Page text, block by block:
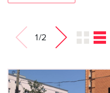
1/2